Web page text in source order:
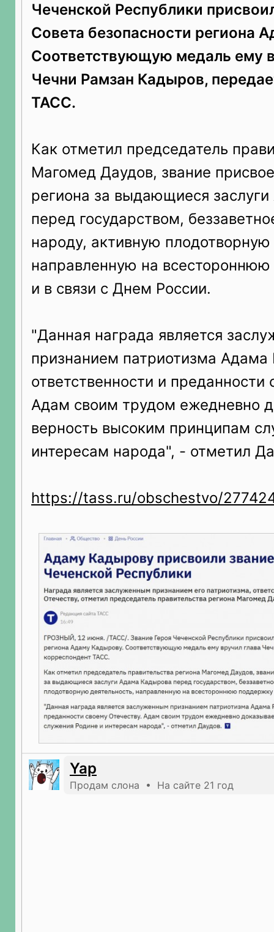
Чеченской Республики
Совета безопасности региона
Соответствующую медаль ему
Чечни Рамзан Кадыров,
ТАСС.
Как отметил председатель
Магомед Даудов, звание
региона за выдающиеся
перед государством,
народу, активную плодотворную
направленную на
и в связи с Днем России.
"Данная награда является
признанием патриотизма Адама
ответственности и преданности
Адам своим трудом ежедневно
верность высоким принципам
интересам народа", - отметил
https://tass.ru/obschestvo/
Yap
Продам слона • На сайте 21 год